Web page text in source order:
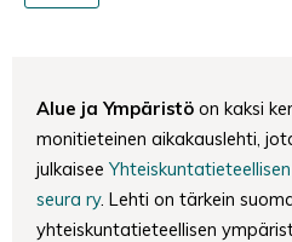
Alue ja Ympäristö on kaksi
monitieteinen aikakauslehti,
julkaisee
seura ry. Lehti on tärkein
yhteiskuntatieteellisen